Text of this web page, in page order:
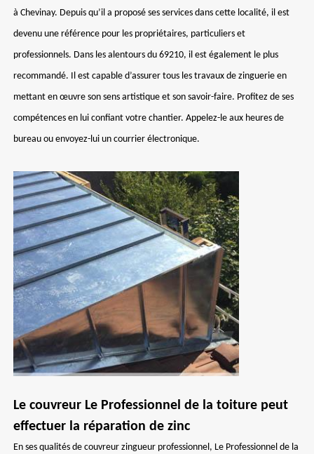
à Chevinay. Depuis qu’il a proposé ses services dans cette localité, il est
devenu une référence pour les propriétaires, particuliers et
professionnels. Dans les alentours du 69210, il est également le plus
recommandé. Il est capable d’assurer tous les travaux de zinguerie en
mettant en œuvre son sens artistique et son savoir-faire. Profitez de ses
compétences en lui confiant votre chantier. Appelez-le aux heures de
bureau ou envoyez-lui un courrier électronique.
Le couvreur Le Professionnel de la toiture peut
effectuer la réparation de zinc
En ses qualités de couvreur zingueur professionnel, Le Professionnel de la